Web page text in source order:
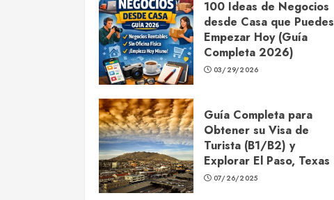
100 Ideas de Negocios
desde Casa que Puedes
Empezar Hoy (Guía
Completa 2026)
03/29/2026
Guía Completa para
Obtener su Visa de
Turista (B1/B2) y
Explorar El Paso, Texas
07/26/2025